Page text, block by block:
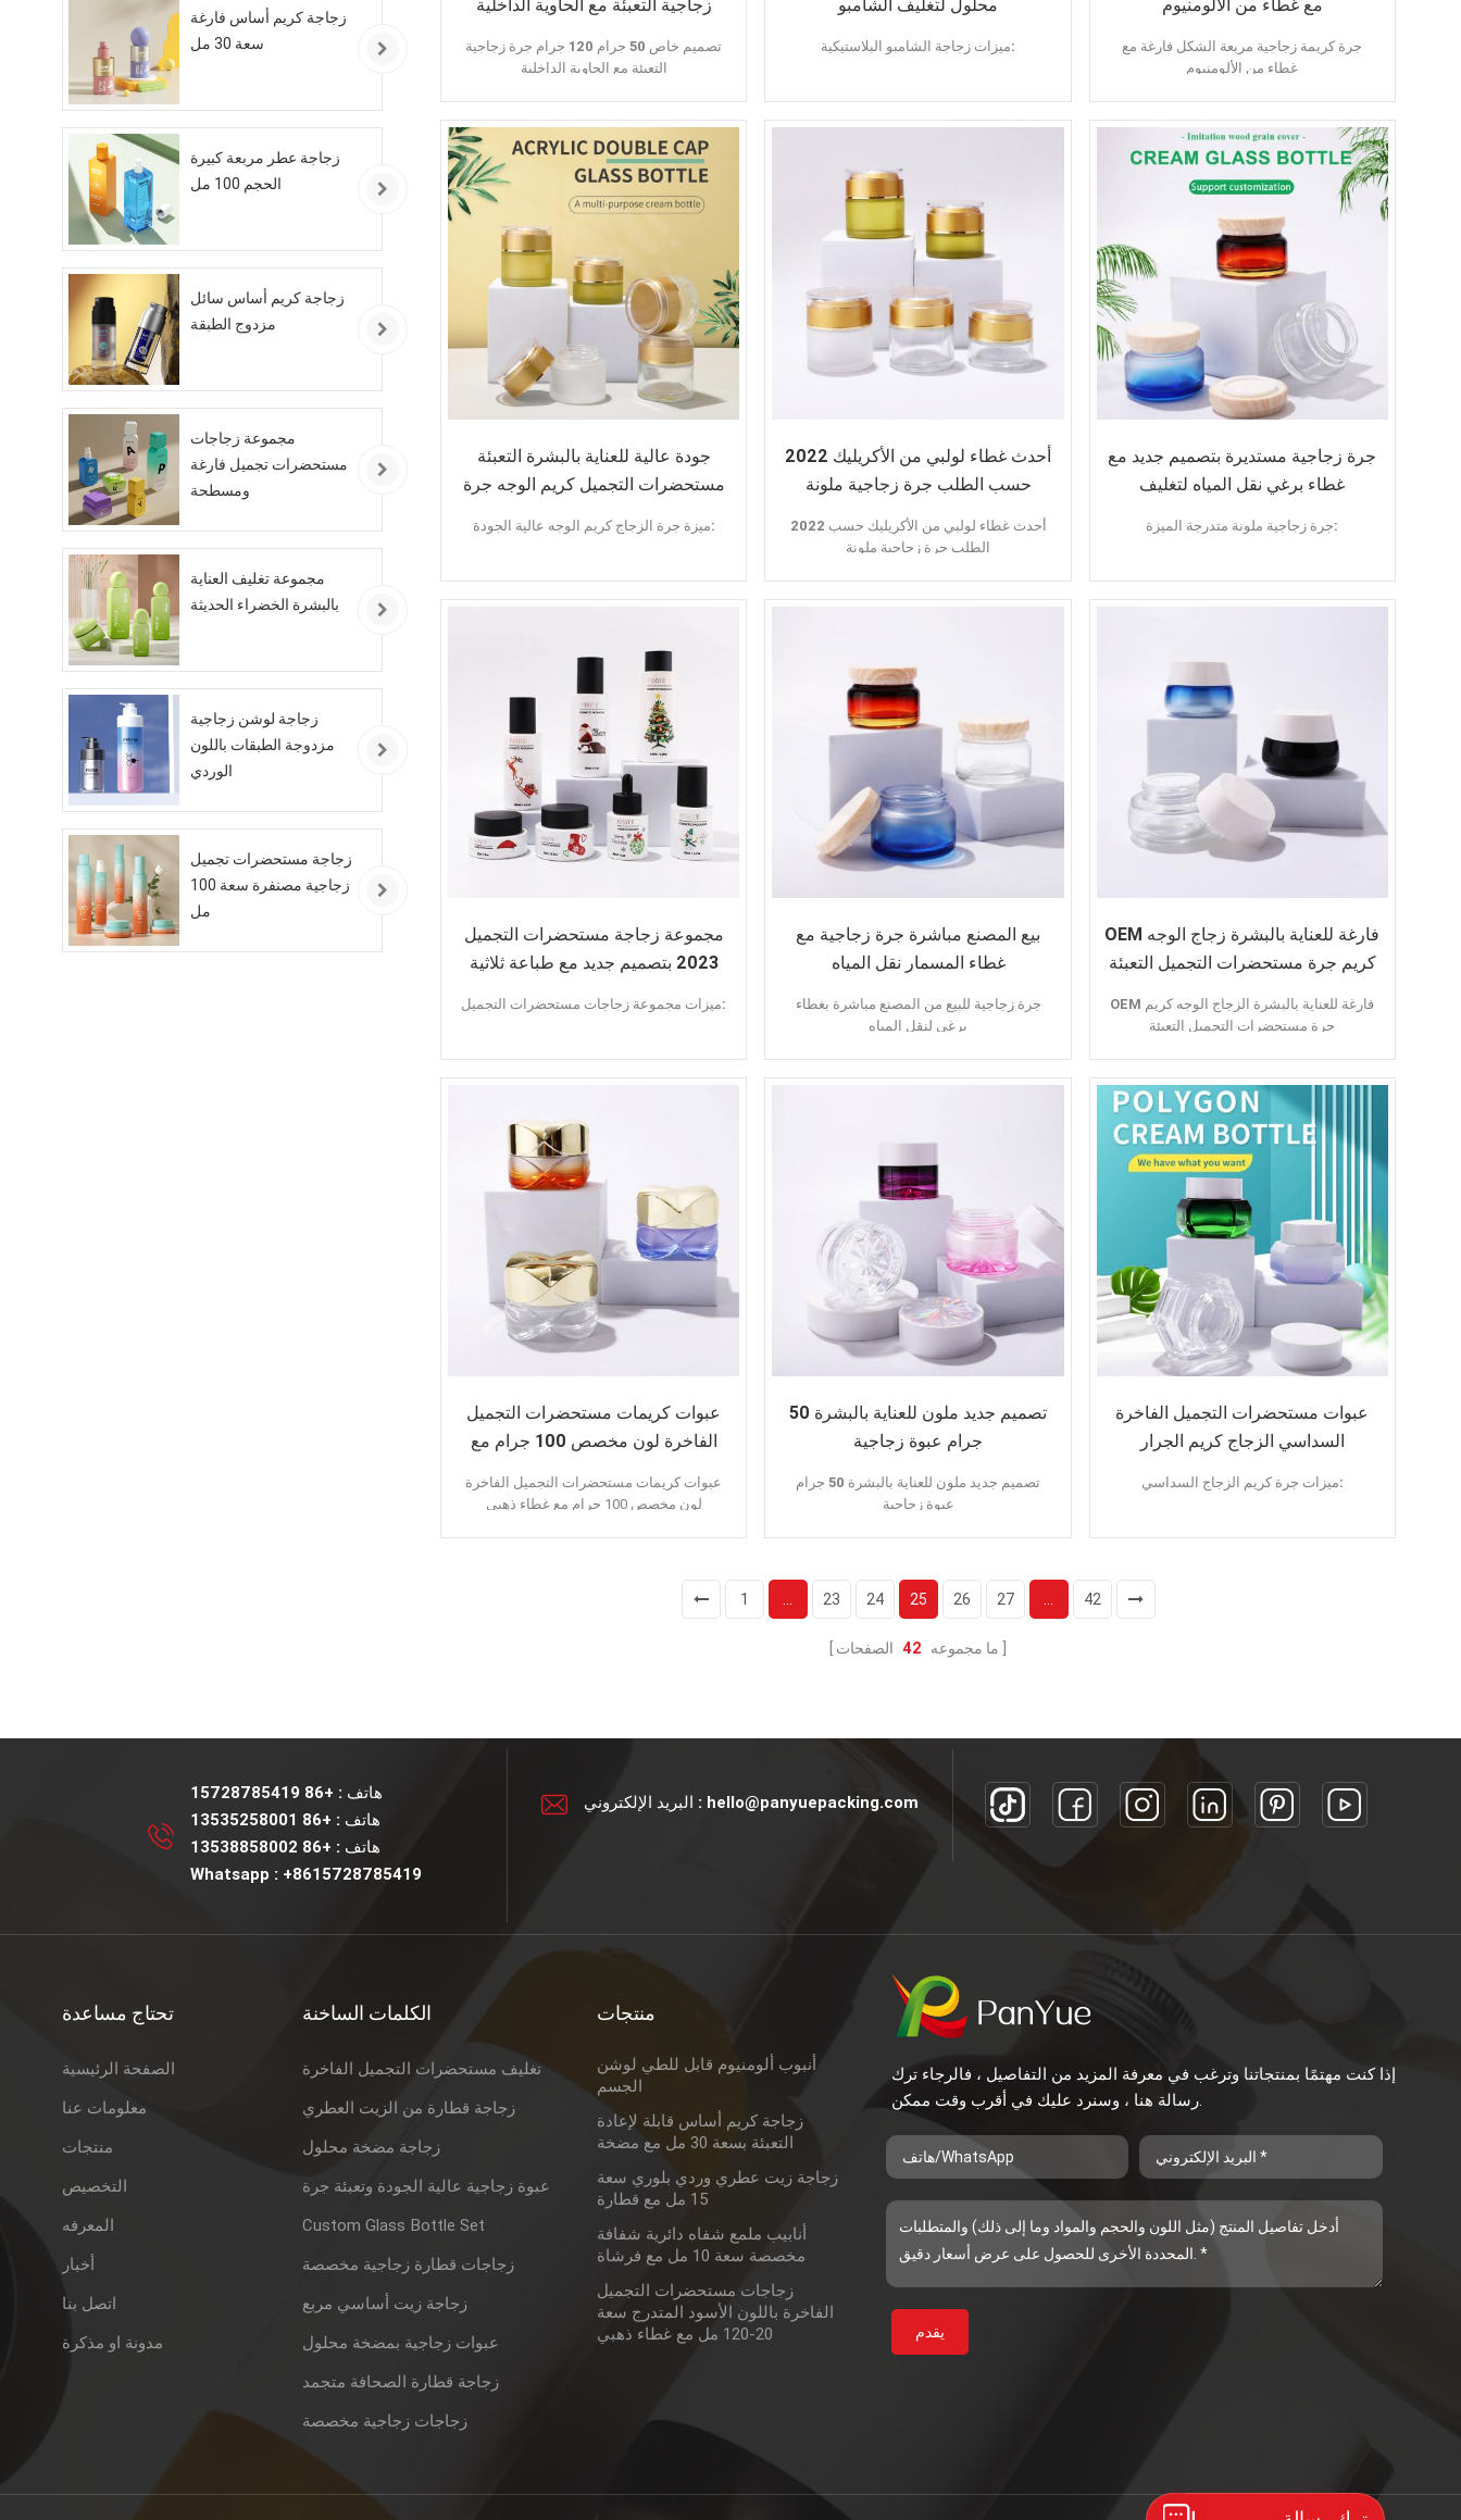
زجاجية التعبئة مع الحاوية الداخلية
تصميم خاص 50 جرام 120 جرام جرة زجاجية
التعبئة مع الحاوية الداخلية
تصميم خاص
لون مخصص
صوت عالي
أبليكاتيون:
محلول الحبر
زيت اساسي
محلول لتغليف الشامبو
ميزات زجاجة الشامبو البلاستيكية:
مادة PET
منتج المخزون
مع غطاء من الألومنيوم
جرة كريمة زجاجية مربعة الشكل فارغة مع
غطاء من الألومنيوم
شكل مربع
لون مخصص
عبوات مستحضرات التجميل الفارغة
كريم الوجه
كريم العين
كريم قبل المكياج
جودة عالية للعناية بالبشرة التعبئة
مستحضرات التجميل كريم الوجه جرة
ميزة جرة الزجاج كريم الوجه عالية الجودة:
تغليف العناية بالبشرة
2022 أحدث غطاء لولبي من الأكريليك
حسب الطلب جرة زجاجية ملونة
2022 أحدث غطاء لولبي من الأكريليك حسب
الطلب جرة زجاجية ملونة
لون مخصص
كريم الوجه
كريم العين
كريم قبل المكياج
جرة زجاجية مستديرة بتصميم جديد مع
غطاء برغي نقل المياه لتغليف
جرة زجاجية ملونة متدرجة الميزة:
جودة عالية
مجموعة زجاجة مستحضرات التجميل
2023 بتصميم جديد مع طباعة ثلاثية
ميزات مجموعة زجاجات مستحضرات التجميل:
2023 منتج جديد
تقديم عينة
بيع المصنع مباشرة جرة زجاجية مع
غطاء المسمار نقل المياه
جرة زجاجية للبيع من المصنع مباشرة بغطاء
برغي لنقل المياه
جودة عالية
طلب:
كريم الوجه
كريم قبل المكياج
OEM فارغة للعناية بالبشرة زجاج الوجه
كريم جرة مستحضرات التجميل التعبئة
OEM فارغة للعناية بالبشرة الزجاج الوجه كريم
جرة مستحضرات التجميل التعبئة
شكل دائري
لون مخصص
منتج OEM
كريم العين
كريم قبل المكياج
عبوات كريمات مستحضرات التجميل
الفاخرة لون مخصص 100 جرام مع
عبوات كريمات مستحضرات التجميل الفاخرة
لون مخصص 100 جرام مع غطاء ذهبي
تصميم جديد ملون للعناية بالبشرة 50
جرام عبوة زجاجية
تصميم جديد ملون للعناية بالبشرة 50 جرام
عبوة زجاجية
لون مخصص
تقديم عينات
عبوات مستحضرات التجميل الفاخرة
السداسي الزجاج كريم الجرار
ميزات جرة كريم الزجاج السداسي:
جودة عالية
1 23 24 25 26 27 42
ما مجموعه 42 الصفحات
زجاجة كريم أساس فارغة
سعة 30 مل
زجاجة عطر مربعة كبيرة
الحجم 100 مل
زجاجة كريم أساس سائل
مزدوج الطبقة
مجموعة زجاجات
مستحضرات تجميل فارغة
ومسطحة
مجموعة تغليف العناية
بالبشرة الخضراء الحديثة
زجاجة لوشن زجاجية
مزدوجة الطبقات باللون
الوردي
زجاجة مستحضرات تجميل
زجاجية مصنفرة سعة 100
مل
هاتف : +86 15728785419
هاتف : +86 13535258001
هاتف : +86 13538858002
Whatsapp : +8615728785419
البريد الإلكتروني : hello@panyuepacking.com
تحتاج مساعدة
الصفحة الرئيسية
معلومات عنا
منتجات
التخصيص
المعرفه
أخبار
اتصل بنا
مدونة او مذكرة
الكلمات الساخنة
تغليف مستحضرات التجميل الفاخرة
زجاجة قطارة من الزيت العطري
زجاجة مضخة محلول
عبوة زجاجية عالية الجودة وتعبئة جرة
Custom Glass Bottle Set
زجاجات قطارة زجاجية مخصصة
زجاجة زيت أساسي مربع
عبوات زجاجية بمضخة محلول
زجاجة قطارة الصحافة متجمد
زجاجات زجاجية مخصصة
منتجات
أنبوب ألومنيوم قابل للطي لوشن
الجسم
زجاجة كريم أساس قابلة لإعادة
التعبئة بسعة 30 مل مع مضخة
زجاجة زيت عطري وردي بلوري سعة
15 مل مع قطارة
أنابيب ملمع شفاه دائرية شفافة
مخصصة سعة 10 مل مع فرشاة
زجاجات مستحضرات التجميل
الفاخرة باللون الأسود المتدرج سعة
20-120 مل مع غطاء ذهبي
إذا كنت مهتمًا بمنتجاتنا وترغب في معرفة المزيد من التفاصيل ، فالرجاء ترك
رسالة هنا ، وسنرد عليك في أقرب وقت ممكن.